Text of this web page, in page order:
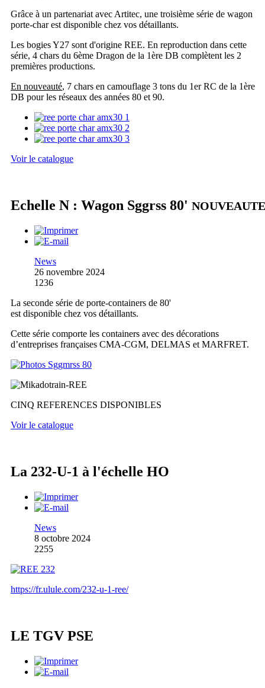
Grâce à un partenariat avec Artitec, une troisième série de wagon
porte-char est disponible chez vos détaillants.
Les bogies Y27 sont d'origine REE. En reproduction dans cette
série, 4 chars du 6ème Dragon de la 1ère DB complètent les 2
premières productions.
En nouveauté, 7 chars en camouflage 3 tons du 1er RC de la 1ère
DB pour les réseaux des années 80 et 90.
Voir le catalogue
Echelle N : Wagon Sggrss 80' NOUVEAUTE
News
26 novembre 2024
1236
La seconde série de porte-containers de 80'
est disponible chez vos détaillants.
Cette série comporte les containers avec des décorations
d’entreprises françaises CMA-CGM, DELMAS et MARFRET.
CINQ REFERENCES DISPONIBLES
Voir le catalogue
La 232-U-1 à l'échelle HO
News
8 octobre 2024
2255
https://fr.ulule.com/232-u-1-ree/
LE TGV PSE